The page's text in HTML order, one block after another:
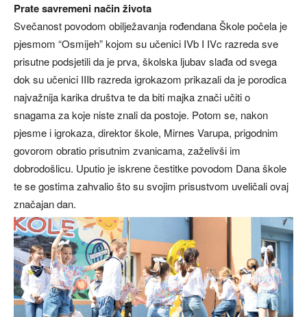
Prate savremeni način života
Svečanost povodom obilježavanja rođendana Škole počela je
pjesmom “Osmijeh” kojom su učenici IVb I IVc razreda sve
prisutne podsjetili da je prva, školska ljubav slađa od svega
dok su učenici IIIb razreda igrokazom prikazali da je porodica
najvažnija karika društva te da biti majka znači učiti o
snagama za koje niste znali da postoje. Potom se, nakon
pjesme i igrokaza, direktor škole, Mirnes Varupa, prigodnim
govorom obratio prisutnim zvanicama, zaželivši im
dobrodošlicu. Uputio je iskrene čestitke povodom Dana škole
te se gostima zahvalio što su svojim prisustvom uveličali ovaj
značajan dan.